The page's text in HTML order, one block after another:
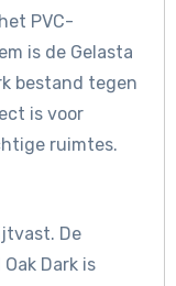
PVC-
is de Gelasta
bestand tegen
is voor
ruimtes.
De
Dark is